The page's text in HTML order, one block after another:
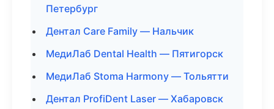
Петербург
Дентал Care Family — Нальчик
МедиЛаб Dental Health — Пятигорск
МедиЛаб Stoma Harmony — Тольятти
Дентал ProfiDent Laser — Хабаровск